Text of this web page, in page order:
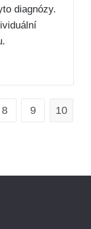
diagnózy.
8 9 10